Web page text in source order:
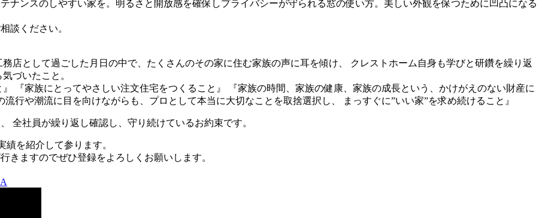
ナンスのしやすい家を。明るさと開放感を確保しプライバシーが守られる窓の使い方。美しい外観を保つために凹凸になる
談ください。
店として過ごした月日の中で、たくさんのその家に住む家族の声に耳を傾け、 クレストホーム自身も学びと研鑽を繰り返
づいたこと。
『家族にとってやさしい注文住宅をつくること』 『家族の時間、家族の健康、家族の成長という、かけがえのない財産に
行や潮流に目を向けながらも、プロとして本当に大切なことを取捨選択し、 まっすぐに”いい家”を求め続けること』
全社員が繰り返し確認し、守り続けているお約束です。
績を紹介して参ります。
きますのでぜひ登録をよろしくお願いします。